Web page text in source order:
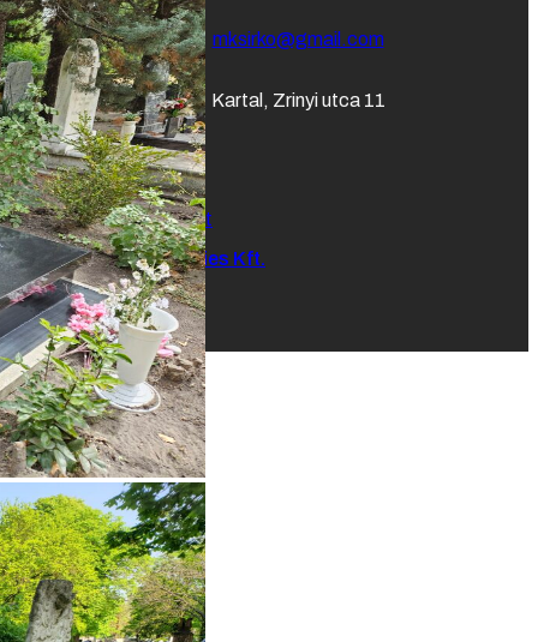
mksirko@gmail.com
Kartal, Zrinyi utca 11
Adatvédelmi nyilatkozat
Hálónlégy Technologies Kft.
Impresszum